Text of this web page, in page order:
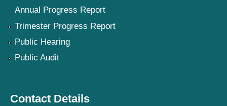
Annual Progress Report
Trimester Progress Report
Public Hearing
Public Audit
Contact Details